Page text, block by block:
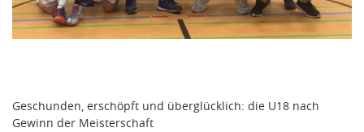
Geschunden, erschöpft und überglücklich: die U18 nach
Gewinn der Meisterschaft